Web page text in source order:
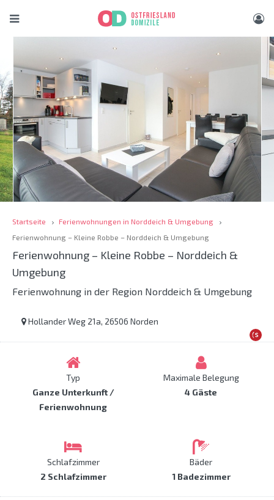
Startseite
Ferienwohnungen in Norddeich & Umgebung
Ferienwohnung – Kleine Robbe – Norddeich & Umgebung
Ferienwohnung – Kleine Robbe – Norddeich &
Umgebung
Ferienwohnung in der Region Norddeich & Umgebung
Hollander Weg 21a, 26506 Norden
Typ
Ganze Unterkunft /
Ferienwohnung
Maximale Belegung
4 Gäste
Schlafzimmer
2 Schlafzimmer
Bäder
1 Badezimmer